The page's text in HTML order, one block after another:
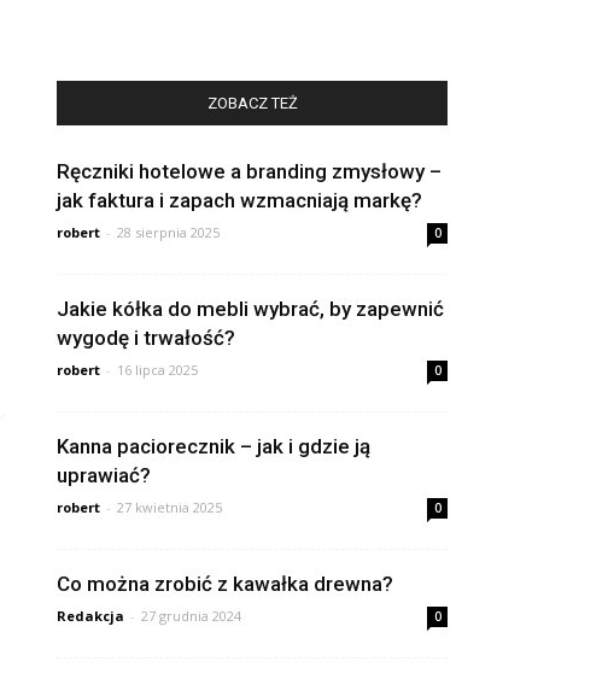
ZOBACZ TEŻ
Ręczniki hotelowe a branding zmysłowy –
jak faktura i zapach wzmacniają markę?
robert - 28 sierpnia 2025 0
Jakie kółka do mebli wybrać, by zapewnić
wygodę i trwałość?
robert - 16 lipca 2025 0
Kanna paciorecznik – jak i gdzie ją
uprawiać?
robert - 27 kwietnia 2025 0
Co można zrobić z kawałka drewna?
Redakcja - 27 grudnia 2024 0